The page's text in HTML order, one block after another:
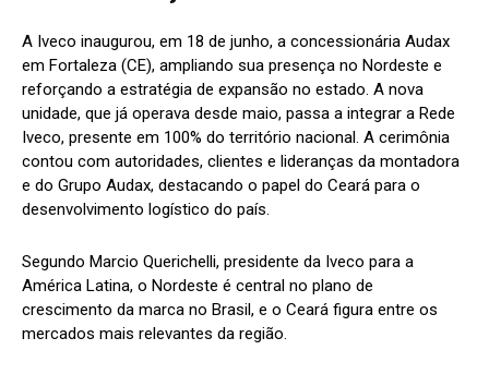
A Iveco inaugurou, em 18 de junho, a concessionária Audax
em Fortaleza (CE), ampliando sua presença no Nordeste e
reforçando a estratégia de expansão no estado. A nova
unidade, que já operava desde maio, passa a integrar a Rede
Iveco, presente em 100% do território nacional. A cerimônia
contou com autoridades, clientes e lideranças da montadora
e do Grupo Audax, destacando o papel do Ceará para o
desenvolvimento logístico do país.
Segundo Marcio Querichelli, presidente da Iveco para a
América Latina, o Nordeste é central no plano de
crescimento da marca no Brasil, e o Ceará figura entre os
mercados mais relevantes da região.